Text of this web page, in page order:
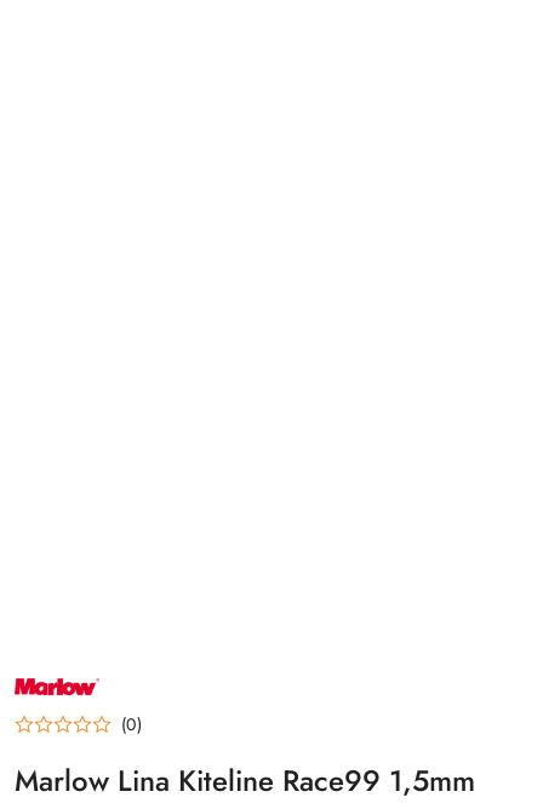
NAZWA
PRODUCENTA:
MARLOW (0)
Marlow Lina Kiteline Race99 1,5mm